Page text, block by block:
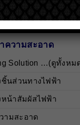
คุมการเข้า-ออกอัจฉริย
ความสะอาด
Solution …(ดูทั้งหม
ชิ้นส่วนทางไฟฟ้า
หน้าสัมผัสไฟฟ้า
ามสะอาด